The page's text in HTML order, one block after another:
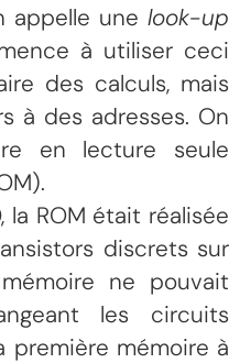
appelle une look-up
à utiliser ceci
des calculs, mais
à des adresses. On
en lecture seule
ROM était réalisée
discrets sur
ne pouvait
les circuits
première mémoire à